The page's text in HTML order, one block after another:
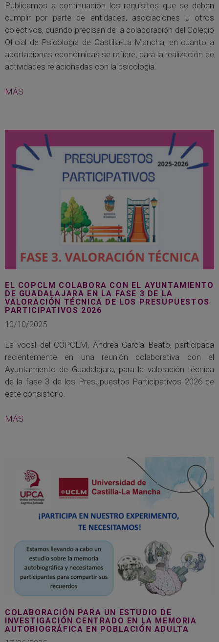
Publicamos a continuación los requisitos que se deben
cumplir por parte de entidades, asociaciones u otros
colectivos, cuando precisan de la colaboración del Colegio
Oficial de Psicología de Castilla-La Mancha, en cuanto a
aportaciones económicas se refiere, para la realización de
actividades relacionadas con la psicología.
MÁS
EL COPCLM COLABORA CON EL AYUNTAMIENTO
DE GUADALAJARA EN LA FASE 3 DE LA
VALORACIÓN TÉCNICA DE LOS PRESUPUESTOS
PARTICIPATIVOS 2026
10/10/2025
La vocal del COPCLM, Andrea García Beato, participaba
recientemente en una reunión colaborativa con el
Ayuntamiento de Guadalajara, para la valoración técnica
de la fase 3 de los Presupuestos Participativos 2026 de
este consistorio.
MÁS
COLABORACIÓN PARA UN ESTUDIO DE
INVESTIGACIÓN CENTRADO EN LA MEMORIA
AUTOBIOGRÁFICA EN POBLACIÓN ADULTA